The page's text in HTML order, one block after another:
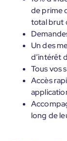
de prime
total brut
Un des
d’intérêt
Tous vos
Accès
long de